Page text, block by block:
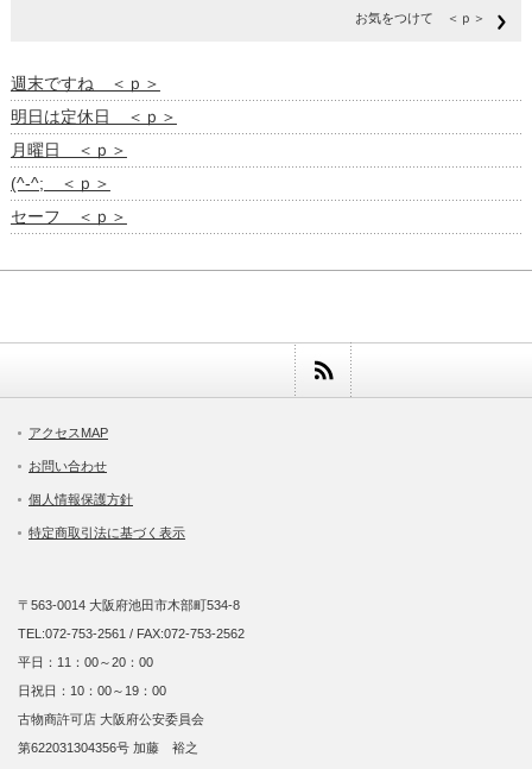
お気をつけて ＜ｐ＞
週末ですね ＜ｐ＞
明日は定休日 ＜ｐ＞
月曜日 ＜ｐ＞
(^-^; ＜ｐ＞
セーフ ＜ｐ＞
アクセスMAP
お問い合わせ
個人情報保護方針
特定商取引法に基づく表示
〒563-0014 大阪府池田市木部町534-8
TEL:072-753-2561 / FAX:072-753-2562
平日：11：00～20：00
日祝日：10：00～19：00
古物商許可店 大阪府公安委員会
第622031304356号 加藤 裕之